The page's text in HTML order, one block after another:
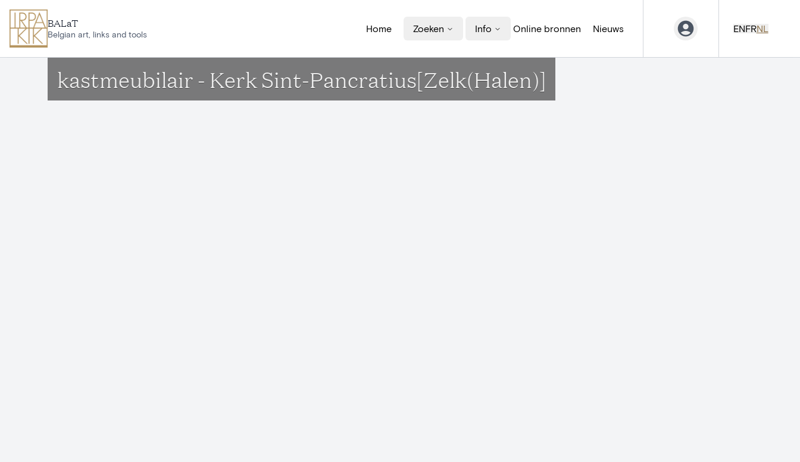
BALaT
Belgian art, links and tools
Home Zoeken Info Online bronnen Nieuws ENFRNL
kastmeubilair - Kerk Sint-Pancratius[Zelk(Halen)]